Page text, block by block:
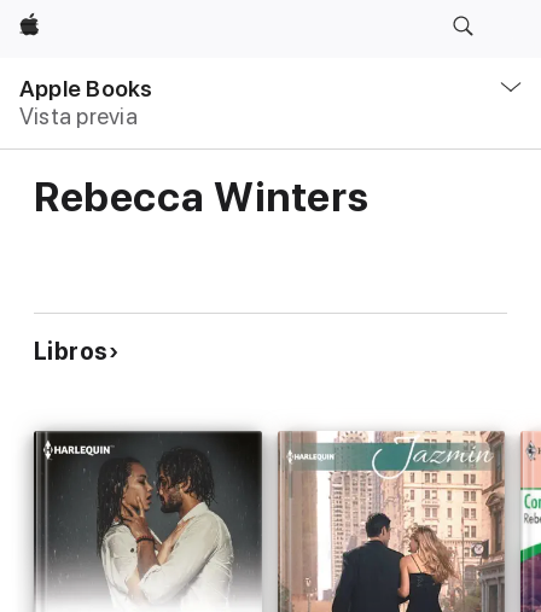
Apple
Apple Books
Vista previa
local
Abrir
Rebecca Winters
Libros